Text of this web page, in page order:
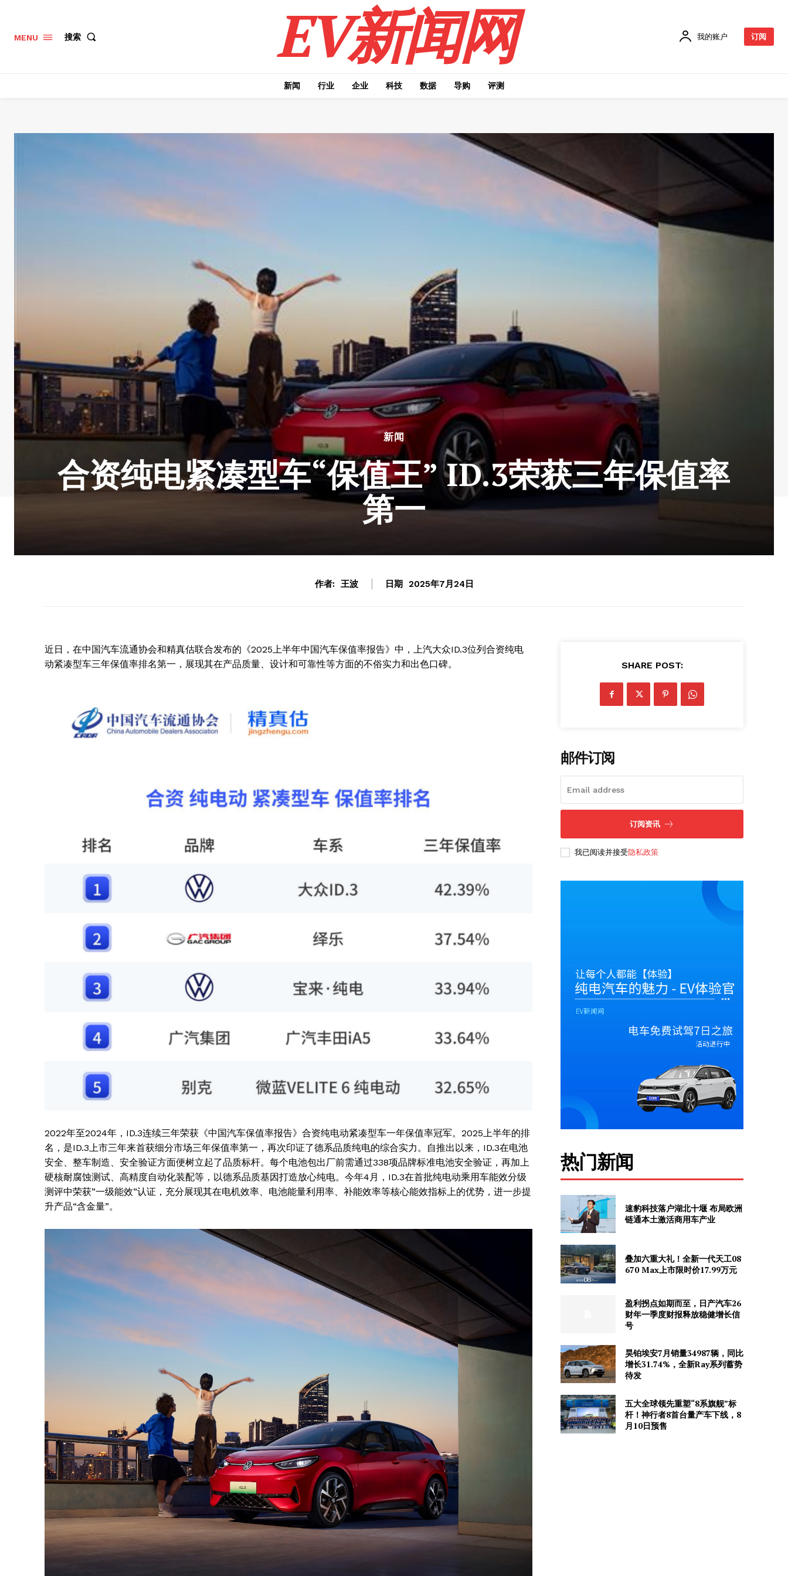
News Week
Magazine PRO
Company
About
Contact us
Subscription Plans
My account
MENU 搜索 EV新闻网 我的账户 订阅
新闻 行业 企业 科技 数据 导购 评测
新闻
合资纯电紧凑型车“保值王” ID.3荣获三年保值率
第一
作者: 王波 日期 2025年7月24日
近日，在中国汽车流通协会和精真估联合发布的《2025上半年中国汽车保值率报告》中，上汽大众ID.3位列合资纯电
动紧凑型车三年保值率排名第一，展现其在产品质量、设计和可靠性等方面的不俗实力和出色口碑。
2022年至2024年，ID.3连续三年荣获《中国汽车保值率报告》合资纯电动紧凑型车一年保值率冠军。2025上半年的排
名，是ID.3上市三年来首获细分市场三年保值率第一，再次印证了德系品质纯电的综合实力。自推出以来，ID.3在电池
安全、整车制造、安全验证方面便树立起了品质标杆。每个电池包出厂前需通过338项品牌标准电池安全验证，再加上
硬核耐腐蚀测试、高精度自动化装配等，以德系品质基因打造放心纯电。今年4月，ID.3在首批纯电动乘用车能效分级
测评中荣获”一级能效”认证，充分展现其在电机效率、电池能量利用率、补能效率等核心能效指标上的优势，进一步提
升产品“含金量”。
SHARE POST:
邮件订阅
订阅资讯
我已阅读并接受隐私政策
热门新闻
速豹科技落户湖北十堰 布局欧洲
链通本土激活商用车产业
叠加六重大礼！全新一代天工08
670 Max上市限时价17.99万元
盈利拐点如期而至，日产汽车26
财年一季度财报释放稳健增长信
号
昊铂埃安7月销量34987辆，同比
增长31.74%，全新Ray系列蓄势
待发
五大全球领先重塑“8系旗舰”标
杆！神行者8首台量产车下线，8
月10日预售